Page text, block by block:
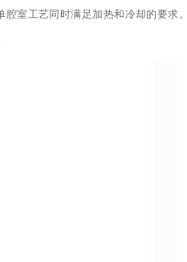
室工艺同时满足加热和冷却的要求。